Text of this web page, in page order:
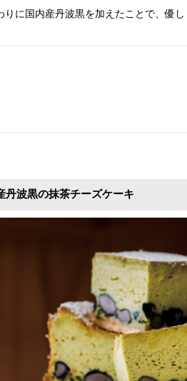
りに国内産丹波黒を加えたことで、優
丹波黒の抹茶チーズケーキ